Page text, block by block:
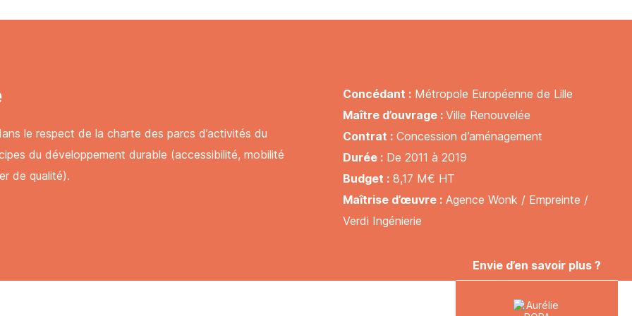
le respect de la charte des parcs d’activités du
du développement durable (accessibilité, mobilité
de qualité).
Concédant : Métropole Européenne de Lille
Maître d’ouvrage : Ville Renouvelée
Contrat : Concession d’aménagement
Durée : De 2011 à 2019
Budget : 8,17 M€ HT
Maîtrise d’œuvre : Agence Wonk / Empreinte /
Verdi Ingénierie
Envie d’en savoir plus ?
et conservées dans
confidentialité
et conservées dans
confidentialité